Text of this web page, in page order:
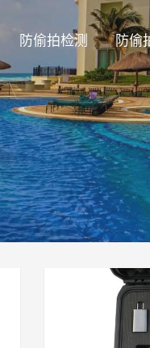
防偷拍检测 防偷